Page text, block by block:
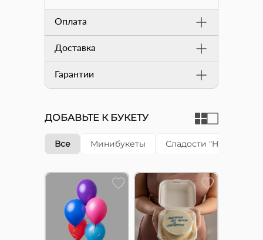
Оплата
Доставка
Гарантии
ДОБАВЬТЕ К БУКЕТУ
Все Минибукеты Сладости "Happy cake"